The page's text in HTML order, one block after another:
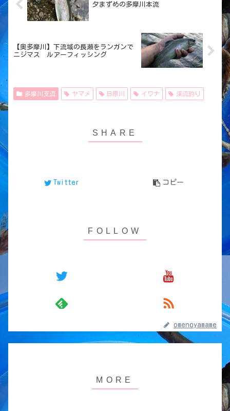
夕まずめの多摩川本流
【奥多摩川】下流域の長瀬をランガンで
ニジマス ルアーフィッシング
多摩川支流 ヤマメ 日原川 イワナ 渓流釣り
Twitter コピー
omenoyamame